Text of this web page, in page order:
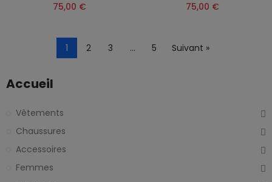
75,00 € 75,00 €
1 2 3 … 5 Suivant »
Accueil
Vêtements
Chaussures
Accessoires
Femmes